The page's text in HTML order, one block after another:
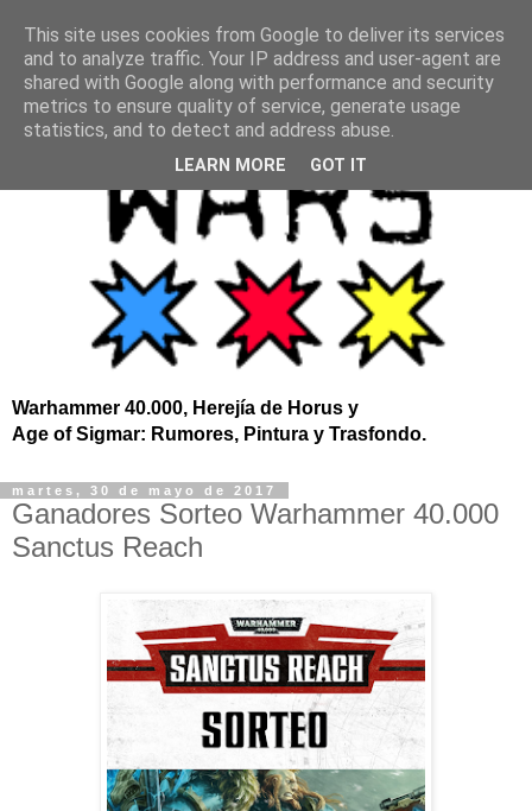
Warhammer 40.000, Herejía de Horus y
Age of Sigmar: Rumores, Pintura y Trasfondo.
martes, 30 de mayo de 2017
Ganadores Sorteo Warhammer 40.000
Sanctus Reach
This site uses cookies from Google to deliver its services
and to analyze traffic. Your IP address and user-agent are
shared with Google along with performance and security
metrics to ensure quality of service, generate usage
statistics, and to detect and address abuse.
LEARN MORE GOT IT